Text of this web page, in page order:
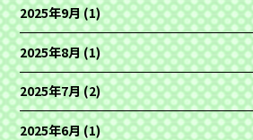
2025年9月(1)
2025年8月(1)
2025年7月(2)
2025年6月(1)